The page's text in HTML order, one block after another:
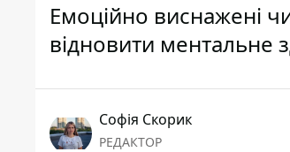
Емоційно виснажені
відновити ментальне
Софія Скорик
РЕДАКТОР